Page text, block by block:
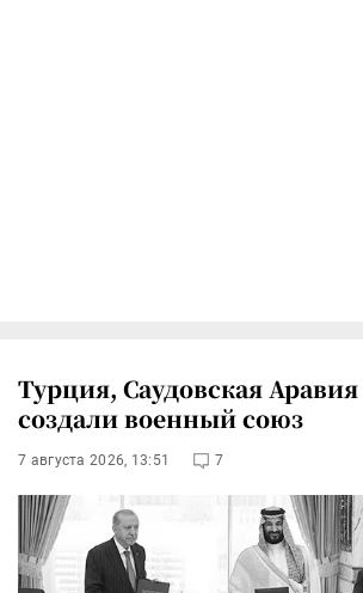
Турция, Саудовская
создали военный союз
7 августа 2026, 13:51 7